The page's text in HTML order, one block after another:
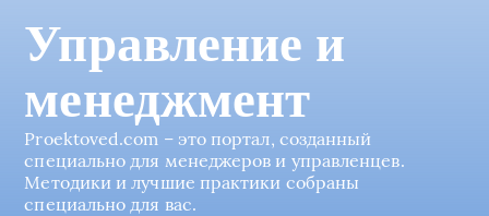
Управление и
менеджмент
Proektoved.com – это портал, созданный
специально для менеджеров и управленцев.
Методики и лучшие практики собраны
специально для вас.